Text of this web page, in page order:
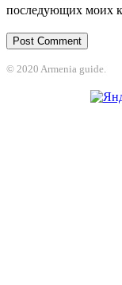
последующих моих
© 2020 Armenia guide.